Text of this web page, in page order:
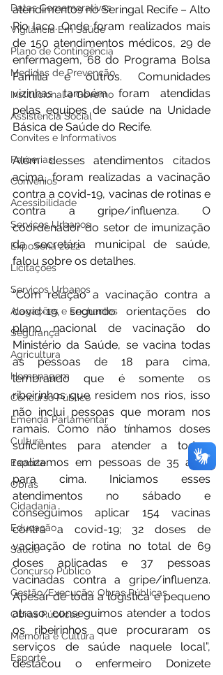
Datas Comemorativas
Vigilância Em Saúde
Plano de Contingência
Medidas de Prevenção
Institucional e Governo
Assistência Social
Convites e Informativos
Parcerias
Convênios
Acessibilidade
Serviços Urbanos
ExpoSena 2022
Licitações
Serviços Urbanos
Alagações e Enchentes
Segurança
Agricultura
Homenagem
Concurso Público
Emenda Parlamentar
Cultura
Esporte
Obras
Cidadania
Educação
Saúde
Concurso Público
Gestão/Execução: Obras Públicas
Obras Públicas
Memória e Cultura
Esporte
atendimentos no Seringal Recife – Alto
Rio Iaco. Onde foram realizados mais
de 150 atendimentos médicos, 29 de
enfermagem, 68 do Programa Bolsa
Família e outros. Comunidades
vizinhas também foram atendidas
pelas equipes de saúde na Unidade
Básica de Saúde do Recife.
Além desses atendimentos citados
acima, foram realizadas a vacinação
contra a covid-19, vacinas de rotinas e
contra a gripe/influenza. O
coordenador do setor de imunização
da secretária municipal de saúde,
falou sobre os detalhes.
“Com relação a vacinação contra a
covid-19, segundo orientações do
plano nacional de vacinação do
Ministério da Saúde, se vacina todas
as pessoas de 18 para cima,
lembrando que é somente os
ribeirinhos que residem nos rios, isso
não inclui pessoas que moram nos
ramais. Como não tínhamos doses
suficientes para atender a todos,
realizamos em pessoas de 35 anos
para cima. Iniciamos esses
atendimentos no sábado e
conseguimos aplicar 154 vacinas
contra a covid-19; 32 doses de
vacinação de rotina no total de 69
doses aplicadas e 37 pessoas
vacinadas contra a gripe/influenza.
Apesar de toda a logística e pequeno
atraso, conseguimos atender a todos
os ribeirinhos que procuraram os
serviços de saúde naquele local”,
destacou o enfermeiro Donizete